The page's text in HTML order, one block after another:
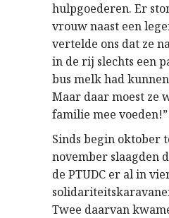
hulpgoederen. Er
vrouw naast een
vertelde ons dat ze
in de rij slechts een
bus melk had
Maar daar moest ze
familie mee voeden!”
Sinds begin oktober
november slaagden
de PTUDC er al in
Twee daarvan